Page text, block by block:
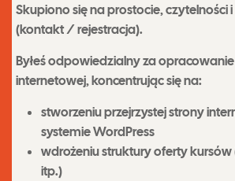
Skupiono się na prostocie, czytelności
(kontakt / rejestracja).
Byłeś odpowiedzialny za
internetowej, koncentrując się na:
stworzeniu przejrzystej strony
systemie WordPress
wdrożeniu struktury oferty kursów
itp.)